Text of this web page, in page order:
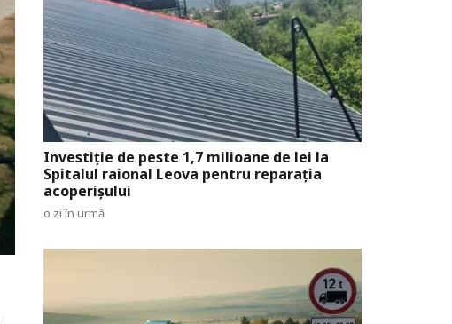
Investiție de peste 1,7 milioane de lei la
Spitalul raional Leova pentru reparația
acoperișului
o zi în urmă